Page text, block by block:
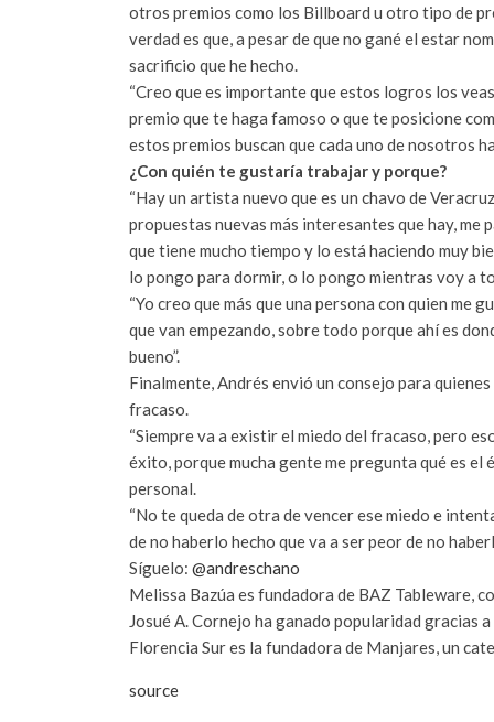
otros premios como los Billboard u otro tipo de
verdad es que, a pesar de que no gané el estar
sacrificio que he hecho.
“Creo que es importante que estos logros los
premio que te haga famoso o que te posicione
estos premios buscan que cada uno de nosotros
¿Con quién te gustaría trabajar y porque?
“Hay un artista nuevo que es un chavo de
propuestas nuevas más interesantes que hay, me
que tiene mucho tiempo y lo está haciendo muy
lo pongo para dormir, o lo pongo mientras voy a
“Yo creo que más que una persona con quien
que van empezando, sobre todo porque ahí es
bueno”.
Finalmente, Andrés envió un consejo para
fracaso.
“Siempre va a existir el miedo del fracaso, pero
éxito, porque mucha gente me pregunta qué es
personal.
“No te queda de otra de vencer ese miedo e
de no haberlo hecho que va a ser peor de no
Síguelo: @andreschano
Melissa Bazúa es fundadora de BAZ Tableware,
Josué A. Cornejo ha ganado popularidad gracias
Florencia Sur es la fundadora de Manjares, un
source